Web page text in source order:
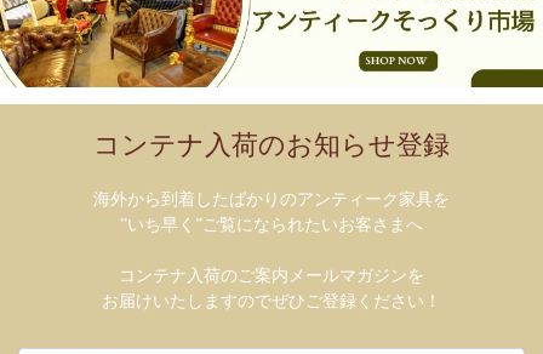
コンテナ入荷のお知らせ登録
海外から到着したばかりのアンティーク家具を
”いち早く”ご覧になられたいお客さまへ
コンテナ入荷のご案内メールマガジンを
お届けいたしますのでぜひご登録ください！